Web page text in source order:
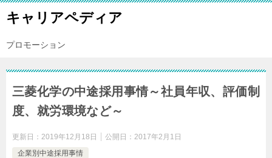
キャリアペディア
プロモーション
三菱化学の中途採用事情～社員年収、評価制
度、就労環境など～
更新日： 2019年12月18日 公開日： 2017年2月1日
企業別中途採用事情